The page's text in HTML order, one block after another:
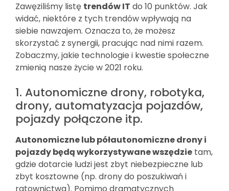
Zawęziliśmy listę trendów IT do 10 punktów. Jak
widać, niektóre z tych trendów wpływają na
siebie nawzajem. Oznacza to, że możesz
skorzystać z synergii, pracując nad nimi razem.
Zobaczmy, jakie technologie i kwestie społeczne
zmienią nasze życie w 2021 roku.
1. Autonomiczne drony, robotyka,
drony, automatyzacja pojazdów,
pojazdy połączone itp.
Autonomiczne lub półautonomiczne drony i
pojazdy będą wykorzystywane wszędzie tam,
gdzie dotarcie ludzi jest zbyt niebezpieczne lub
zbyt kosztowne (np. drony do poszukiwań i